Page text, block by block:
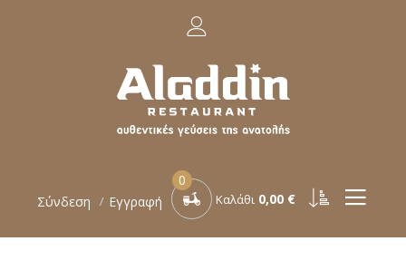
Σύνδεση Εγγραφή
0
Καλάθι 0,00 €